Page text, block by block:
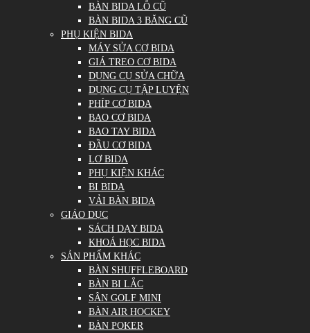
BÀN BIDA LỖ CŨ
BÀN BIDA 3 BĂNG CŨ
PHỤ KIỆN BIDA
MÁY SỬA CƠ BIDA
GIÁ TREO CƠ BIDA
DỤNG CỤ SỬA CHỮA
DỤNG CỤ TẬP LUYỆN
PHÍP CƠ BIDA
BAO CƠ BIDA
BAO TAY BIDA
ĐẦU CƠ BIDA
LƠ BIDA
PHỤ KIỆN KHÁC
BI BIDA
VẢI BÀN BIDA
GIÁO DỤC
SÁCH DẠY BIDA
KHOÁ HỌC BIDA
SẢN PHẨM KHÁC
BÀN SHUFFLEBOARD
BÀN BI LẮC
SÂN GOLF MINI
BÀN AIR HOCKEY
BÀN POKER